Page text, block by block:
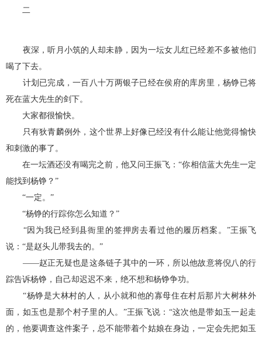
二
夜深，听月小筑的人却未静，因为一坛女儿红已经差不多被他们
喝了下去。
计划已完成，一百八十万两银子已经在侯府的库房里，杨铮已将
死在蓝大先生的剑下。
大家都很愉快。
只有狄青麟例外，这个世界上好像已经没有什么能让他觉得愉快
和刺激的事了。
在一坛酒还没有喝完之前，他又问王振飞：“你相信蓝大先生一定
能找到杨铮？”
“一定。”
“杨铮的行踪你怎么知道？”
“因为我已经到县衙里的签押房去看过他的履历档案。”王振飞
说：“是赵头儿带我去的。”
——赵正无疑也是这条链子其中的一环，所以他故意将倪八的行
踪告诉杨铮，自己却迟迟不来，绝不想和杨铮争功。
“杨铮是大林村的人，从小就和他的寡母住在村后那片大树林外
面，如玉也是那个村子里的人。”王振飞说：“这次他是带如玉一起走
的，他要调查这件案子，总不能带着个姑娘在身边，一定会先把如玉